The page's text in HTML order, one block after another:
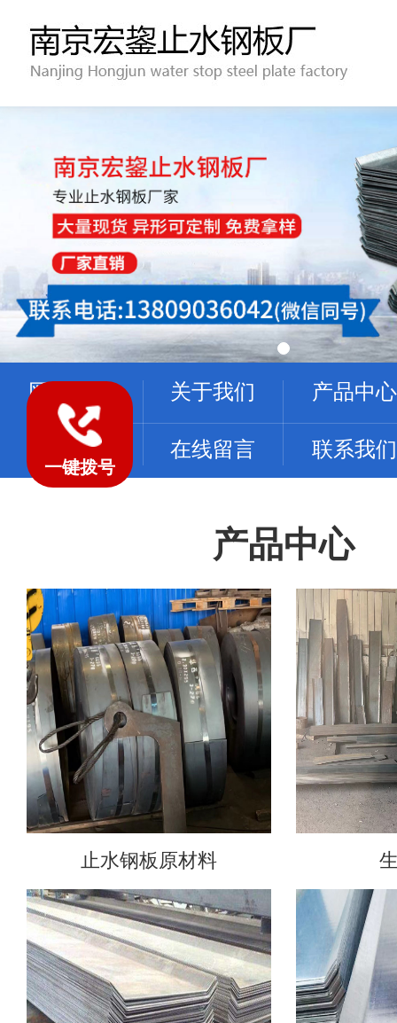
网站首页 关于我们 产品中心
工程案例 在线留言 联系我们
产品中心
止水钢板原材料
一键拨号